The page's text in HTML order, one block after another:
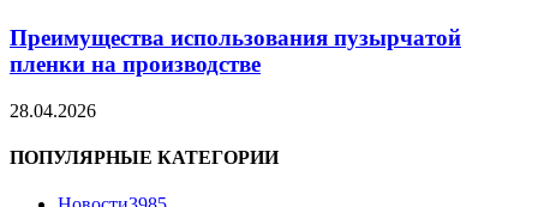
Преимущества использования пузырчатой
пленки на производстве
28.04.2026
ПОПУЛЯРНЫЕ КАТЕГОРИИ